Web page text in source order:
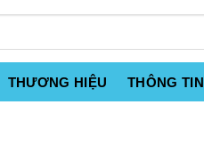
THƯƠNG HIỆU THÔNG TIN